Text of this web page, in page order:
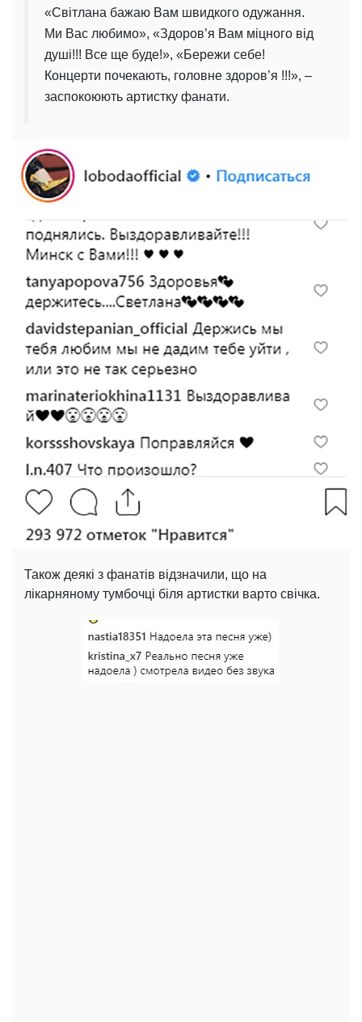
«Світлана бажаю Вам швидкого одужання.
Ми Вас любимо», «Здоров’я Вам міцного від
душі!!! Все ще буде!», «Бережи себе!
Концерти почекають, головне здоров’я !!!», –
заспокоюють артистку фанати.
Також деякі з фанатів відзначили, що на
лікарняному тумбочці біля артистки варто свічка.